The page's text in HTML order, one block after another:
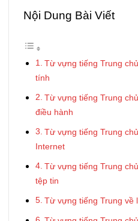
Nội Dung Bài Viết
Từ vựng tiếng Trung
tính
Từ vựng tiếng Trung
điều hành
Từ vựng tiếng Trung
Internet
Từ vựng tiếng Trung
tệp tin
Từ vựng tiếng Trung về